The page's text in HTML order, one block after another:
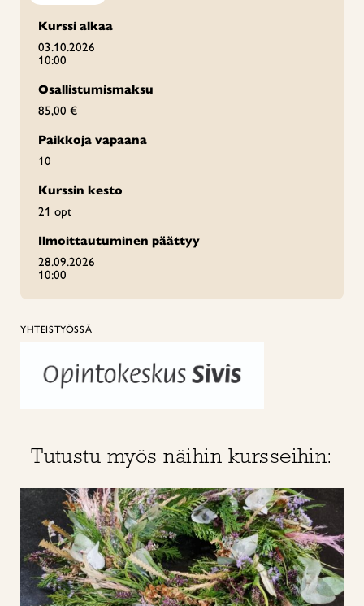
Kurssi alkaa
03.10.2026
10:00
Osallistumismaksu
85,00 €
Paikkoja vapaana
10
Kurssin kesto
21 opt
Ilmoittautuminen päättyy
28.09.2026
10:00
YHTEISTYÖSSÄ
Tutustu myös näihin kursseihin: